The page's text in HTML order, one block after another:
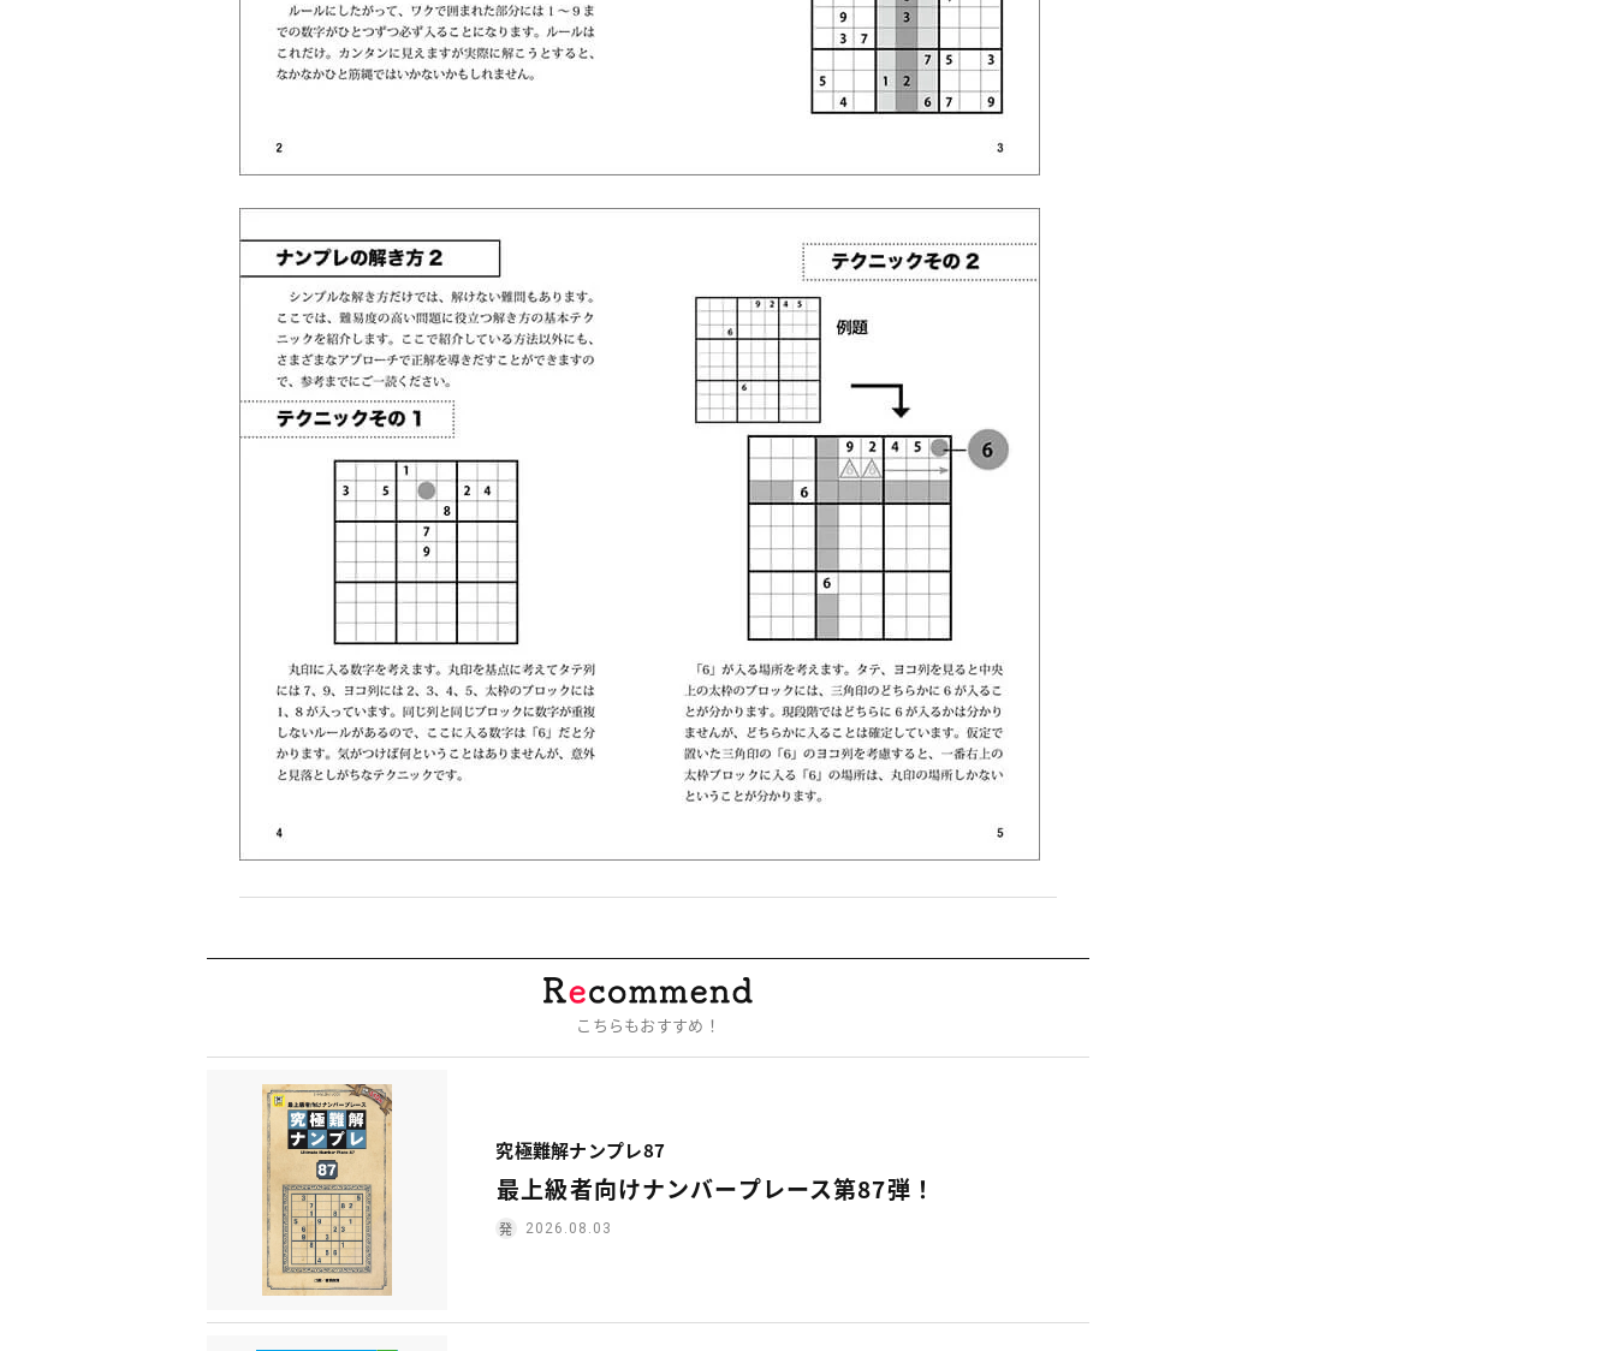
こちらもおすすめ！
究極難解ナンプレ87
最上級者向けナンバープレース第87弾！
2026.08.03